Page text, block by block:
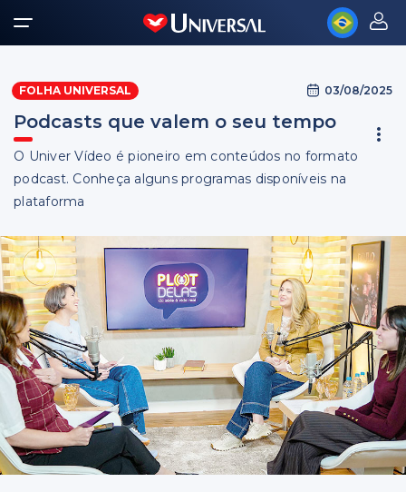
FOLHA UNIVERSAL 03/08/2025
Podcasts que valem o seu tempo
O Univer Vídeo é pioneiro em conteúdos no formato
podcast. Conheça alguns programas disponíveis na
plataforma